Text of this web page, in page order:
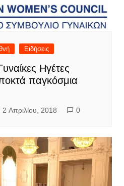
Ειδήσεις
Ηγέτες
παγκόσμια
2 Απριλίου, 2018 0